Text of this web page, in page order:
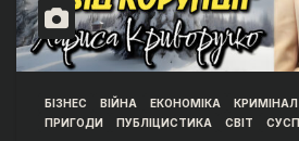
БІЗНЕС ВІЙНА ЕКОНОМІКА КРИМІНАЛ
ПРИГОДИ
ПУБЛІЦИСТИКА СВІТ